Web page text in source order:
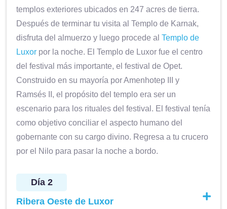
templos exteriores ubicados en 247 acres de tierra.
Después de terminar tu visita al Templo de Karnak,
disfruta del almuerzo y luego procede alTemplo de
Luxor por la noche. El Templo de Luxor fue el centro
del festival más importante, el festival de Opet.
Construido en su mayoría por Amenhotep III y
Ramsés II, el propósito del templo era ser un
escenario para los rituales del festival. El festival tenía
como objetivo conciliar el aspecto humano del
gobernante con su cargo divino. Regresa a tu crucero
por el Nilo para pasar la noche a bordo.
Día 2
Ribera Oeste de Luxor